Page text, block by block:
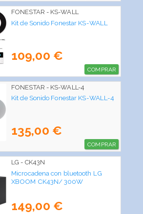
FONESTAR - KS-WALL
Kit de Sonido Fonestar KS-WALL
109,00 €
COMPRAR
FONESTAR - KS-WALL-4
Kit de Sonido Fonestar KS-WALL-4
135,00 €
COMPRAR
LG - CK43N
Microcadena con bluetooth LG
XBOOM CK43N/ 300W
149,00 €